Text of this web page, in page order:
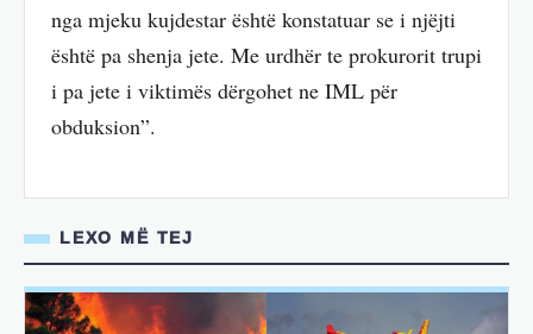
nga mjeku kujdestar është konstatuar se i njëjti
është pa shenja jete. Me urdhër te prokurorit trupi
i pa jete i viktimës dërgohet ne IML për
obduksion”.
LEXO MË TEJ